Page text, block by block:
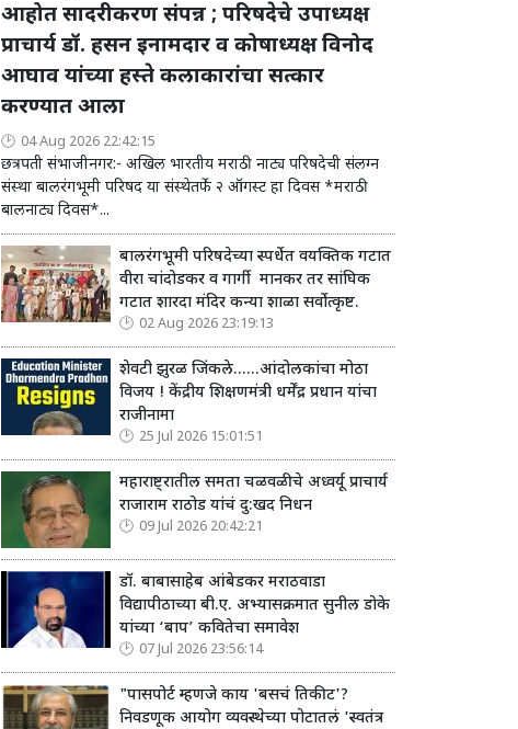
आहोत सादरीकरण संपन्न ; परिषदेचे उपाध्यक्ष
प्राचार्य डॉ. हसन इनामदार व कोषाध्यक्ष विनोद
आघाव यांच्या हस्ते कलाकारांचा सत्कार
करण्यात आला
04 Aug 2026 22:42:15
छत्रपती संभाजीनगर:- अखिल भारतीय मराठी नाट्य परिषदेची संलग्न
संस्था बालरंगभूमी परिषद या संस्थेतर्फे २ ऑगस्ट हा दिवस *मराठी
बालनाट्य दिवस*...
बालरंगभूमी परिषदेच्या स्पर्धेत वयक्तिक गटात
वीरा चांदोडकर व गार्गी मानकर तर सांघिक
गटात शारदा मंदिर कन्या शाळा सर्वोत्कृष्ट.
02 Aug 2026 23:19:13
शेवटी झुरळ जिंकले......आंदोलकांचा मोठा
विजय ! केंद्रीय शिक्षणमंत्री धर्मेंद्र प्रधान यांचा
राजीनामा
25 Jul 2026 15:01:51
महाराष्ट्रातील समता चळवळीचे अध्वर्यू प्राचार्य
राजाराम राठोड यांचं दु:खद निधन
09 Jul 2026 20:42:21
डॉ. बाबासाहेब आंबेडकर मराठवाडा
विद्यापीठाच्या बी.ए. अभ्यासक्रमात सुनील डोके
यांच्या ‘बाप’ कवितेचा समावेश
07 Jul 2026 23:56:14
"पासपोर्ट म्हणजे काय 'बसचं तिकीट'?
निवडणूक आयोग व्यवस्थेच्या पोटातलं 'स्वतंत्र